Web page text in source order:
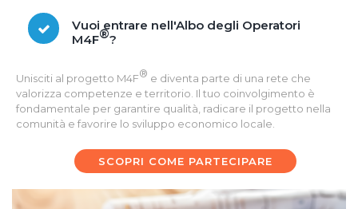
Vuoi entrare nell'Albo degli Operatori
M4F®?
Unisciti al progetto M4F® e diventa parte di una rete che
valorizza competenze e territorio. Il tuo coinvolgimento è
fondamentale per garantire qualità, radicare il progetto nella
comunità e favorire lo sviluppo economico locale.
SCOPRI COME PARTECIPARE